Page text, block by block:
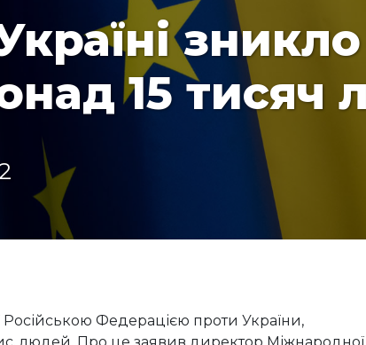
зникло
15 тисяч
Російською Федерацією проти України,